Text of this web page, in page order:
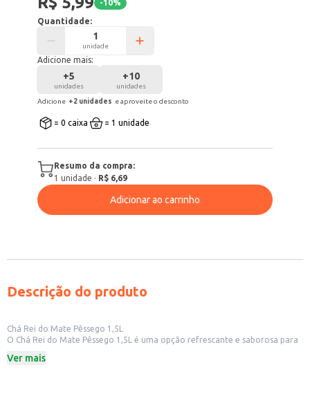
-10%
Quantidade:
unidade
Adicione mais:
+5
unidades
+10
unidades
Adicione +2 unidades e aproveite o desconto
= 0 caixa = 1 unidade
Resumo da compra:
1 unidade · R$ 6,69
Adicionar ao carrinho
Descrição do produto
Chá Rei do Mate Pêssego 1,5L
O Chá Rei do Mate Pêssego 1,5L é uma opção refrescante e saborosa para
consumo em diversos momentos do dia, o chá mate com pêssego é uma
Ver mais